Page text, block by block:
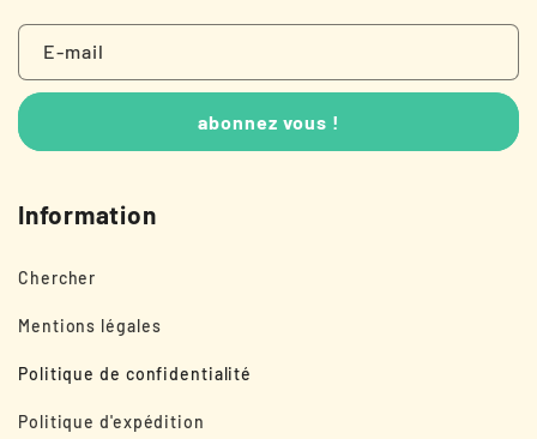
E-mail
abonnez vous !
Information
Chercher
Mentions légales
Politique de confidentialité
Politique d'expédition